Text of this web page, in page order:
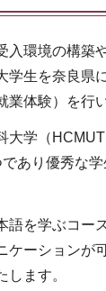
入環境の構築
学生を奈良県
業体験）を行
大学（
あり優秀な
語を学ぶコー
ケーションが
します。